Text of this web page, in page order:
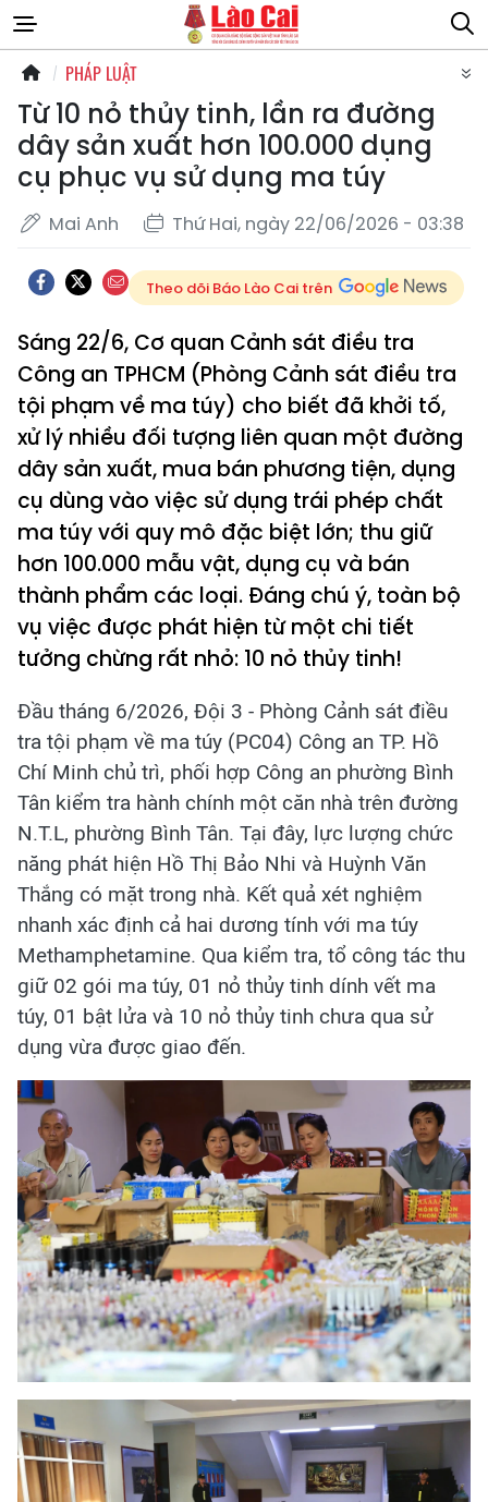
PHÁP LUẬT
Từ 10 nỏ thủy tinh, lần ra đường
dây sản xuất hơn 100.000 dụng
cụ phục vụ sử dụng ma túy
Mai Anh Thứ Hai, ngày 22/06/2026 - 03:38
Theo dõi Báo Lào Cai trên
Sáng 22/6, Cơ quan Cảnh sát điều tra
Công an TPHCM (Phòng Cảnh sát điều tra
tội phạm về ma túy) cho biết đã khởi tố,
xử lý nhiều đối tượng liên quan một đường
dây sản xuất, mua bán phương tiện, dụng
cụ dùng vào việc sử dụng trái phép chất
ma túy với quy mô đặc biệt lớn; thu giữ
hơn 100.000 mẫu vật, dụng cụ và bán
thành phẩm các loại. Đáng chú ý, toàn bộ
vụ việc được phát hiện từ một chi tiết
tưởng chừng rất nhỏ: 10 nỏ thủy tinh!
Đầu tháng 6/2026, Đội 3 - Phòng Cảnh sát điều
tra tội phạm về ma túy (PC04) Công an TP. Hồ
Chí Minh chủ trì, phối hợp Công an phường Bình
Tân kiểm tra hành chính một căn nhà trên đường
N.T.L, phường Bình Tân. Tại đây, lực lượng chức
năng phát hiện Hồ Thị Bảo Nhi và Huỳnh Văn
Thắng có mặt trong nhà. Kết quả xét nghiệm
nhanh xác định cả hai dương tính với ma túy
Methamphetamine. Qua kiểm tra, tổ công tác thu
giữ 02 gói ma túy, 01 nỏ thủy tinh dính vết ma
túy, 01 bật lửa và 10 nỏ thủy tinh chưa qua sử
dụng vừa được giao đến.